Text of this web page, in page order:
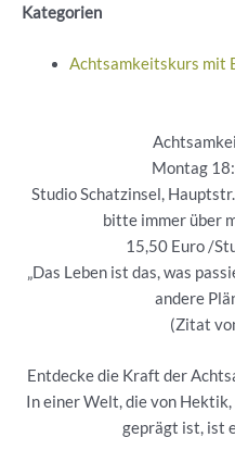
Kategorien
Achtsamkeitskurs mit
Montag
Studio Schatzinsel,
bitte immer über
15,50 Euro /
„Das Leben ist das, was
andere
(Zitat
Entdecke die Kraft der
In einer Welt, die von
geprägt ist, ist